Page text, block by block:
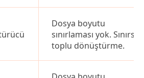
Dosya boyutu
sınırlaması yok. Sınırsız
toplu dönüştürme.